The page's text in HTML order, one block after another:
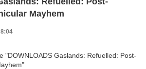
Mayhem